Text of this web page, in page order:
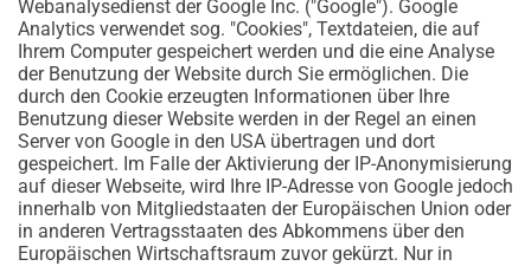
Webanalysedienst der Google Inc. ("Google"). Google
Analytics verwendet sog. "Cookies", Textdateien, die auf
Ihrem Computer gespeichert werden und die eine Analyse
der Benutzung der Website durch Sie ermöglichen. Die
durch den Cookie erzeugten Informationen über Ihre
Benutzung dieser Website werden in der Regel an einen
Server von Google in den USA übertragen und dort
gespeichert. Im Falle der Aktivierung der IP-Anonymisierung
auf dieser Webseite, wird Ihre IP-Adresse von Google jedoch
innerhalb von Mitgliedstaaten der Europäischen Union oder
in anderen Vertragsstaaten des Abkommens über den
Europäischen Wirtschaftsraum zuvor gekürzt. Nur in